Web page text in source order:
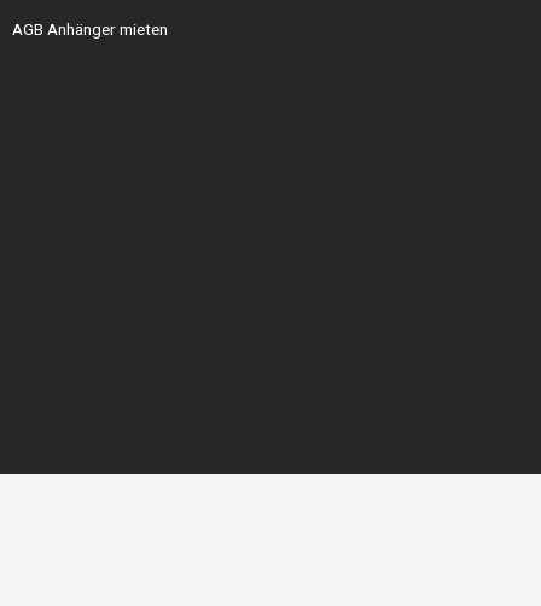
AGB Anhänger mieten